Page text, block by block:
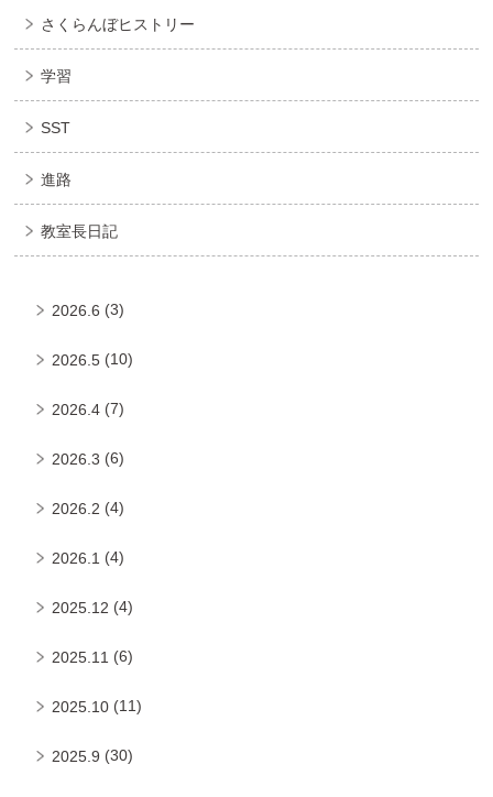
さくらんぼヒストリー
学習
SST
進路
教室長日記
2026.6 (3)
2026.5 (10)
2026.4 (7)
2026.3 (6)
2026.2 (4)
2026.1 (4)
2025.12 (4)
2025.11 (6)
2025.10 (11)
2025.9 (30)